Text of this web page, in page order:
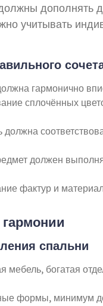
дополнять
учитывать
гармонично
сплочённых
должна
должен
фактур и
спальни
мебель, богатая
формы, минимум